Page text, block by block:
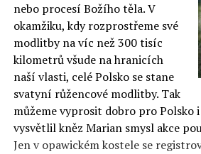
nebo procesí Božího těla. V
okamžiku, kdy rozprostřeme své
modlitby na víc než 300 tisíc
kilometrů všude na hranicích
naší vlasti, celé Polsko se stane
svatyní růžencové modlitby. Tak
můžeme vyprosit dobro pro Polsko
vysvětlil kněz Marian smysl akce
Jen v opawickém kostele se